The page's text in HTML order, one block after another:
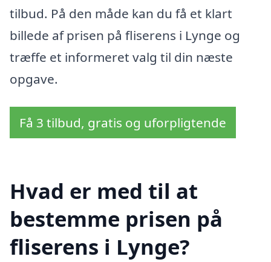
tilbud. På den måde kan du få et klart
billede af prisen på fliserens i Lynge og
træffe et informeret valg til din næste
opgave.
Få 3 tilbud, gratis og uforpligtende
Hvad er med til at
bestemme prisen på
fliserens i Lynge?